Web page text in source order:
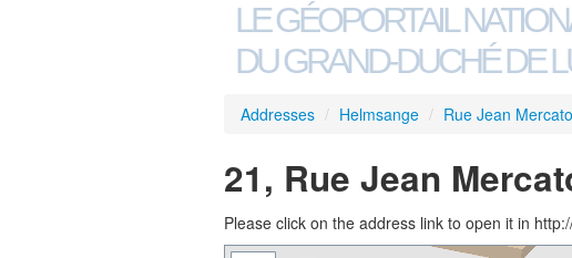
LE GÉOPORTAIL
DU GRAND-DUCHÉ DE
Addresses / Helmsange / Rue Jean
21, Rue Jean
Please click on the address link to open it in